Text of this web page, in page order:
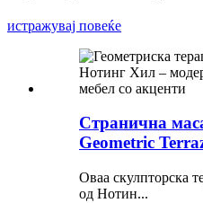
истражувај повеќе
Странична
Geometric
Оваа скулпторска
од Нотин...